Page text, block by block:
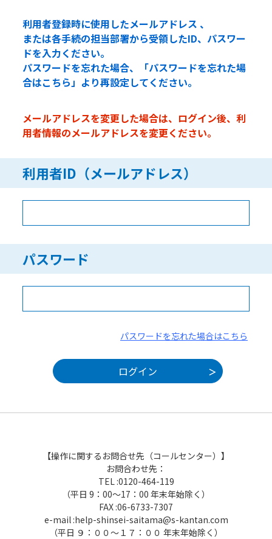
利用者登録時に使用したメールアドレス 、
または各手続の担当部署から受領したID、パスワー
ドを入力ください。
パスワードを忘れた場合、「パスワードを忘れた場
合はこちら」より再設定してください。
メールアドレスを変更した場合は、ログイン後、利
用者情報のメールアドレスを変更ください。
利用者ID（メールアドレス）
パスワード
パスワードを忘れた場合はこちら
【操作に関するお問合せ先（コールセンター）】
お問合わせ先：
TEL :0120-464-119
（平日 9：00～17：00 年末年始除く）
FAX :06-6733-7307
e-mail :help-shinsei-saitama@s-kantan.com
（平日 ９：００～１７：００ 年末年始除く）